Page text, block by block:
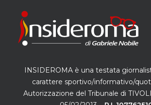
INSIDEROMA è una testata
carattere sportivo/informativo/
Autorizzazione del Tribunale di